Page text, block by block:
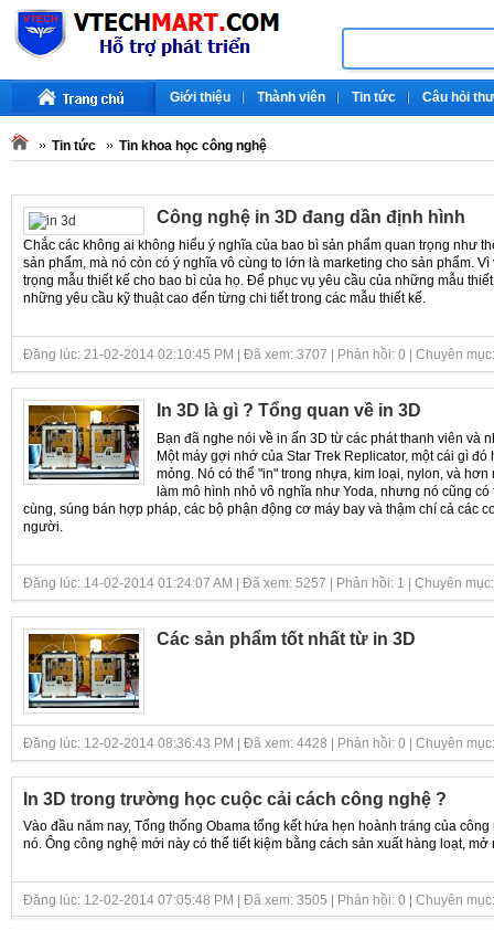
Giới thiệu Thành viên Tin tức Câu hỏi
Tin tức Tin khoa học công nghệ
Công nghệ in 3D đang dần định hình
Chắc các không ai không hiểu ý nghĩa của bao bì sản phẩm quan trọng như
sản phẩm, mà nó còn có ý nghĩa vô cùng to lớn là marketing cho sản phẩm.
trọng mẫu thiết kế cho bao bì của họ. Để phục vụ yêu cầu của những mẫu
những yêu cầu kỹ thuật cao đến từng chi tiết trong các mẫu thiết kế.
Đăng lúc: 21-02-2014 02:10:45 PM | Đã xem: 3707 | Phản hồi: 0 | Chuyên
In 3D là gì ? Tổng quan về in 3D
Bạn đã nghe nói về in ấn 3D từ các phát thanh viên và
Một máy gợi nhớ của Star Trek Replicator, một cái gì
mỏng. Nó có thể "in" trong nhựa, kim loại, nylon, và
làm mô hình nhỏ vô nghĩa như Yoda, nhưng nó cũng
cùng, súng bán hợp pháp, các bộ phận động cơ máy bay và thậm chí cả các
người.
Đăng lúc: 14-02-2014 01:24:07 AM | Đã xem: 5257 | Phản hồi: 1 | Chuyên
Các sản phẩm tốt nhất từ in 3D
Đăng lúc: 12-02-2014 08:36:43 PM | Đã xem: 4428 | Phản hồi: 0 | Chuyên
In 3D trong trường học cuộc cải cách công nghệ ?
Vào đầu năm nay, Tổng thống Obama tổng kết hứa hẹn hoành tráng của
nó. Ông công nghệ mới này có thể tiết kiệm bằng cách sản xuất hàng loạt,
Đăng lúc: 12-02-2014 07:05:48 PM | Đã xem: 3505 | Phản hồi: 0 | Chuyên